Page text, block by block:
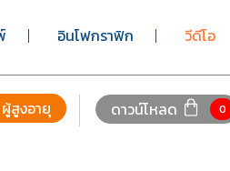
อินโฟกราฟิก วีดีโอ
ผู้สูงอายุ ดาวน์โหลด 0